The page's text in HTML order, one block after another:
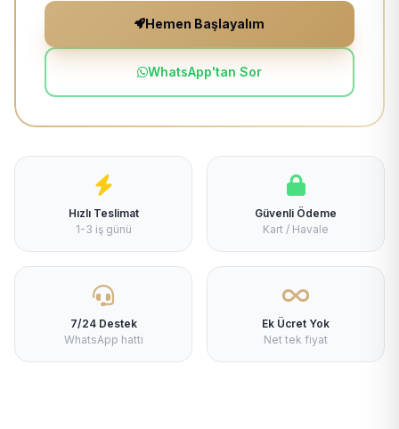
Hemen Başlayalım
WhatsApp'tan Sor
Hızlı Teslimat
1-3 iş günü
Güvenli Ödeme
Kart / Havale
7/24 Destek
WhatsApp hattı
Ek Ücret Yok
Net tek fiyat